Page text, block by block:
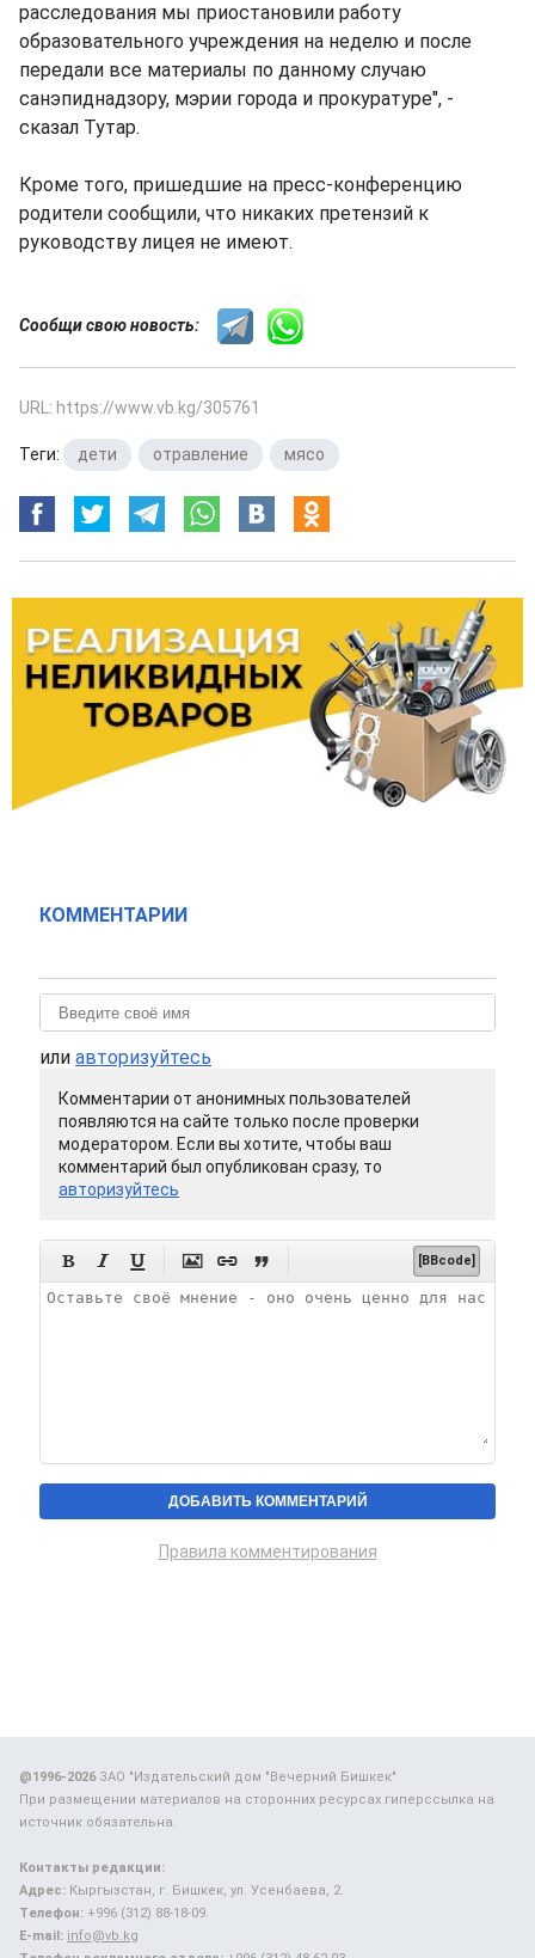
расследования мы приостановили работу
образовательного учреждения на неделю и после
передали все материалы по данному случаю
санэпиднадзору, мэрии города и прокуратуре", -
сказал Тутар.
Кроме того, пришедшие на пресс-конференцию
родители сообщили, что никаких претензий к
руководству лицея не имеют.
Сообщи свою новость:
URL: https://www.vb.kg/305761
Теги: дети отравление мясо
КОММЕНТАРИИ
или авторизуйтесь
Комментарии от анонимных пользователей
появляются на сайте только после проверки
модератором. Если вы хотите, чтобы ваш
комментарий был опубликован сразу, то
авторизуйтесь
      [BBcode]
Правила комментирования
@1996-2026ЗАО "Издательский дом "Вечерний Бишкек"
При размещении материалов на сторонних ресурсах гиперссылка на
источник обязательна.
Контакты редакции:
Адрес: Кыргызстан, г. Бишкек, ул. Усенбаева, 2.
Телефон: +996 (312) 88-18-09.
E-mail: info@vb.kg